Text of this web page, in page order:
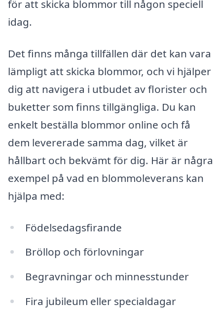
för att skicka blommor till någon speciell
idag.
Det finns många tillfällen där det kan vara
lämpligt att skicka blommor, och vi hjälper
dig att navigera i utbudet av florister och
buketter som finns tillgängliga. Du kan
enkelt beställa blommor online och få
dem levererade samma dag, vilket är
hållbart och bekvämt för dig. Här är några
exempel på vad en blommoleverans kan
hjälpa med:
Födelsedagsfirande
Bröllop och förlovningar
Begravningar och minnesstunder
Fira jubileum eller specialdagar